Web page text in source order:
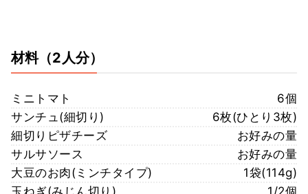
材料（2人分）
ミニトマト
6個
サンチュ(細切り)
6枚(ひとり3枚)
細切りピザチーズ
お好みの量
サルサソース
お好みの量
大豆のお肉(ミンチタイプ)
1袋(114g)
玉ねぎ(みじん切り)
1/2個